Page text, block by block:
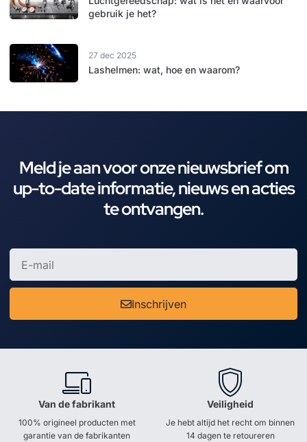
gebruik je het?
27 dec 2025
Lashelmen: wat, hoe en waarom?
Meld je aan voor onze nieuwsbrief om
up-to-date informatie, nieuws en acties
te ontvangen.
Inschrijven
Van de fabrikant
100% origineel producten met
garantie van de fabrikanten
Veiligheid
Je hebt altijd het recht om binnen
14 dagen te retoureren